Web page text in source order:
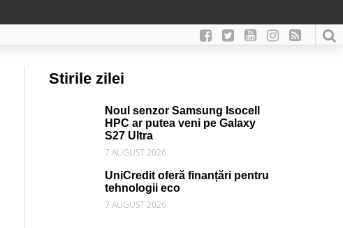
Stirile zilei
Noul senzor Samsung Isocell
HPC ar putea veni pe Galaxy
S27 Ultra
7 AUGUST 2026
UniCredit oferă finanțări pentru
tehnologii eco
7 AUGUST 2026